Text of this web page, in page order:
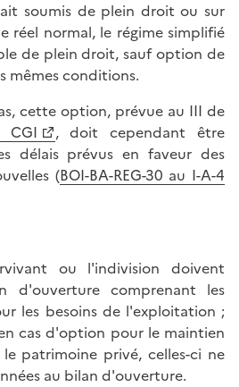
soumis de plein droit ou sur
réel normal, le régime simplifié
de plein droit, sauf option de
mêmes conditions.
cette option, prévue au III de
, doit cependant être
délais prévus en faveur des
(BOI-BA-REG-30 au I-A-4
ou l'indivision doivent
d'ouverture comprenant les
les besoins de l'exploitation ;
cas d'option pour le maintien
patrimoine privé, celles-ci ne
au bilan d'ouverture.